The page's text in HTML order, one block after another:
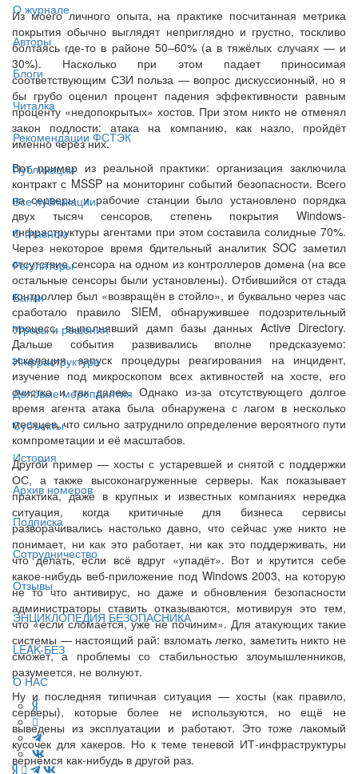
О журнале
Авторы
Блоги
Читалка
Рекомендации ФСТЭК
Публикации
Все публикации
О главном
Регуляторы
Банки
Угрозы и решения
Инфраструктура
Деловые мероприятия
Субъекты
История
Архив номеров
Подписка
Сотрудничество
Отзывы
ЭНЦИКЛОПЕДИЯ БЕЗОПАСНИКА
LEAK-БЕЗ
О НАС
Из моего личного опыта, на практике посчитанная метрика
покрытия обычно выглядят неприглядно и грустно, тоскливо
болтаясь где-то в районе 50–60% (а в тяжёлых случаях — и
30%). Насколько при этом падает приносимая
соответствующим СЗИ польза — вопрос дискуссионный, но я
бы грубо оценил процент падения эффективности равным
проценту «недопокрытых» хостов. При этом никто не отменял
закон подлости: атака на компанию, как назло, пройдёт
именно через них.
Вот пример из реальной практики: организация заключила
контракт с MSSP на мониторинг событий безопасности. Всего
на серверы и рабочие станции было установлено порядка
двух тысяч сенсоров, степень покрытия Windows-
инфраструктуры агентами при этом составила солидные 70%.
Через некоторое время бдительный аналитик SOC заметил
отсутствие сенсора на одном из контроллеров домена (на все
остальные сенсоры были установлены). Отбившийся от стада
контроллер был «возвращён в стойло», и буквально через час
сработало правило SIEM, обнаружившее подозрительный
процесс, выполнявший дамп базы данных Active Directory.
Дальше события развивались вполне предсказуемо:
эскалация, запуск процедуры реагирования на инцидент,
изучение под микроскопом всех активностей на хосте, его
очистка и так далее. Однако из-за отсутствующего долгое
время агента атака была обнаружена с лагом в несколько
месяцев, что сильно затруднило определение вероятного пути
компрометации и её масштабов.
Другой пример — хосты с устаревшей и снятой с поддержки
ОС, а также высоконагруженные серверы. Как показывает
практика, даже в крупных и известных компаниях нередка
ситуация, когда критичные для бизнеса сервисы
разворачивались настолько давно, что сейчас уже никто не
понимает, ни как это работает, ни как это поддерживать, ни
что делать, если всё вдруг «упадёт». Вот и крутится себе
какое-нибудь веб-приложение под Windows 2003, на которую
не то что антивирус, но даже и обновления безопасности
администраторы ставить отказываются, мотивируя это тем,
что «если сломается, уже не починим». Для атакующих такие
системы — настоящий рай: взломать легко, заметить никто не
сможет, а проблемы со стабильностью злоумышленников,
разумеется, не волнуют.
Ну и последняя типичная ситуация — хосты (как правило,
серверы), которые более не используются, но ещё не
выведены из эксплуатации и работают. Это тоже лакомый
кусочек для хакеров. Но к теме теневой ИТ-инфраструктуры
вернёмся как-нибудь в другой раз.